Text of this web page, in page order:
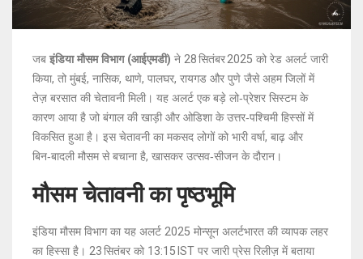
जब इंडिया मौसम विभाग (आईएमडी) ने 28 सितंबर 2025 को रेड अलर्ट जारी
किया, तो मुंबई, नासिक, थाणे, पालघर, रायगड और पुणे जैसे अहम जिलों में
तेज़ बरसात की चेतावनी मिली। यह अलर्ट एक बड़े लो‑प्रेशर सिस्टम के
कारण आया है जो बंगाल की खाड़ी और ओडिशा के उत्तर‑पश्चिमी हिस्सों में
विकसित हुआ है। इस चेतावनी का मकसद लोगों को भारी वर्षा, बाढ़ और
बिन‑बादली मौसम से बचाना है, खासकर उत्सव‑सीजन के दौरान।
मौसम चेतावनी का पृष्ठभूमि
इंडिया मौसम विभाग का यह अलर्ट 2025 मोन्सून अलर्टभारत की व्यापक लहर
का हिस्सा है। 23 सितंबर को 13:15 IST पर जारी प्रेस रिलीज़ में बताया